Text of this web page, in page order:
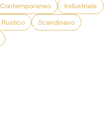
Contemporaneo
Industriale
Rustico
Scandinavo